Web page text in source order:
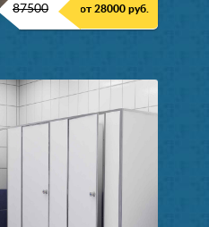
87500 от 28000 руб.